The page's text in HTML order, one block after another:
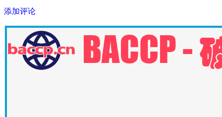
添加评论